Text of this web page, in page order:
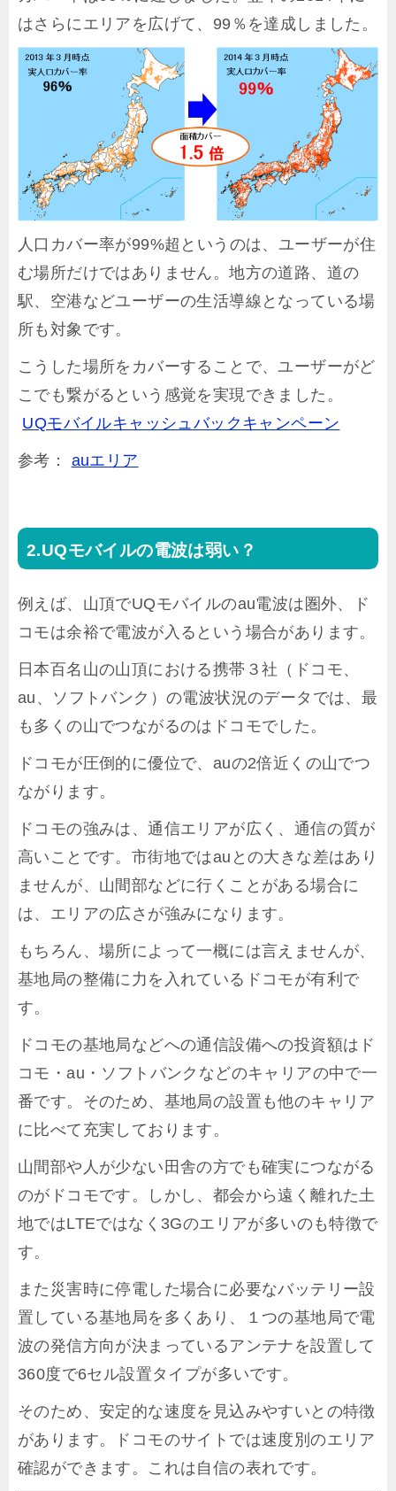
はさらにエリアを広げて、99％を達成しました。
人口カバー率が99%超というのは、ユーザーが住
む場所だけではありません。地方の道路、道の
駅、空港などユーザーの生活導線となっている場
所も対象です。
こうした場所をカバーすることで、ユーザーがど
こでも繋がるという感覚を実現できました。
UQモバイルキャッシュバックキャンペーン
参考： auエリア
UQモバイルの電波は弱い？
例えば、山頂でUQモバイルのau電波は圏外、ド
コモは余裕で電波が入るという場合があります。
日本百名山の山頂における携帯３社（ドコモ、
au、ソフトバンク）の電波状況のデータでは、最
も多くの山でつながるのはドコモでした。
ドコモが圧倒的に優位で、auの2倍近くの山でつ
ながります。
ドコモの強みは、通信エリアが広く、通信の質が
高いことです。市街地ではauとの大きな差はあり
ませんが、山間部などに行くことがある場合に
は、エリアの広さが強みになります。
もちろん、場所によって一概には言えませんが、
基地局の整備に力を入れているドコモが有利で
す。
ドコモの基地局などへの通信設備への投資額はド
コモ・au・ソフトバンクなどのキャリアの中で一
番です。そのため、基地局の設置も他のキャリア
に比べて充実しております。
山間部や人が少ない田舎の方でも確実につながる
のがドコモです。しかし、都会から遠く離れた土
地ではLTEではなく3Gのエリアが多いのも特徴で
す。
また災害時に停電した場合に必要なバッテリー設
置している基地局を多くあり、１つの基地局で電
波の発信方向が決まっているアンテナを設置して
360度で6セル設置タイプが多いです。
そのため、安定的な速度を見込みやすいとの特徴
があります。ドコモのサイトでは速度別のエリア
確認ができます。これは自信の表れです。